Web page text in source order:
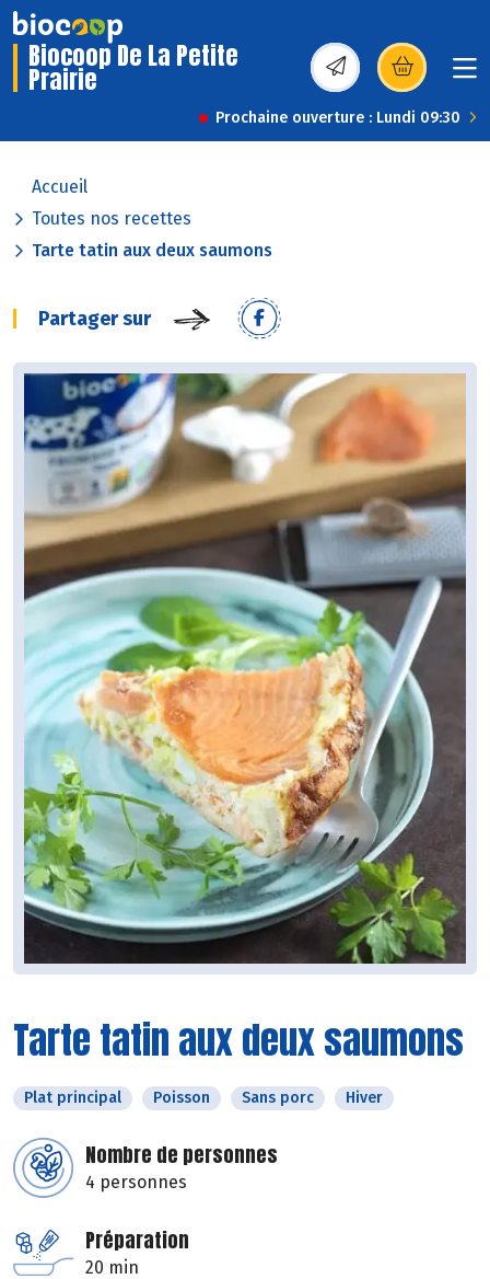
Biocoop De La Petite
Prairie (s’ouvre dans une
Prochaine ouverture : Lundi 09:30
Accueil
Toutes nos recettes
Tarte tatin aux deux saumons
Partager sur
Tarte tatin aux deux saumons
Plat principal Poisson Sans porc Hiver
Nombre de personnes
4 personnes
Préparation
20 min